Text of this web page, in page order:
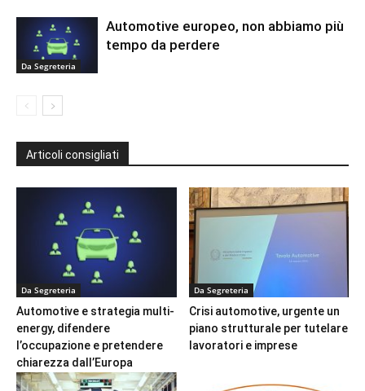
Da Segreteria
Automotive europeo, non abbiamo più
tempo da perdere
Articoli consigliati
Da Segreteria
Automotive e strategia multi-
energy, difendere
l’occupazione e pretendere
chiarezza dall’Europa
Da Segreteria
Crisi automotive, urgente un
piano strutturale per tutelare
lavoratori e imprese